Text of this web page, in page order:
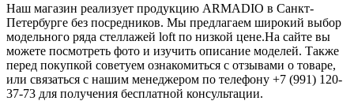
Наш магазин реализует продукцию ARMADIO в Санкт-
Петербурге без посредников. Мы предлагаем широкий выбор
модельного ряда стеллажей loft по низкой цене.На сайте вы
можете посмотреть фото и изучить описание моделей. Также
перед покупкой советуем ознакомиться с отзывами о товаре,
или связаться с нашим менеджером по телефону +7 (991) 120-
37-73 для получения бесплатной консультации.